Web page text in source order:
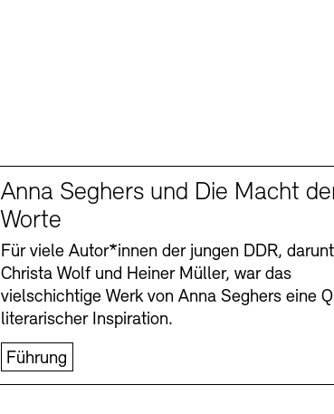
Anna Seghers und Die Macht
Worte
Für viele Autor*innen der jungen DDR,
Christa Wolf und Heiner Müller, war das
vielschichtige Werk von Anna Seghers eine
literarischer Inspiration.
Führung